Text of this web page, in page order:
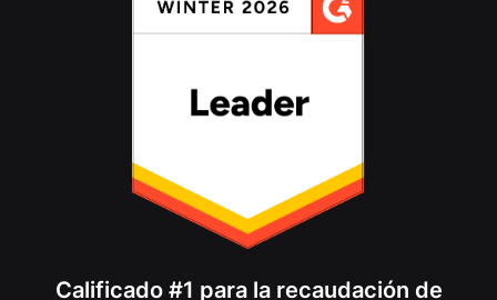
Calificado #1 para la recaudación de